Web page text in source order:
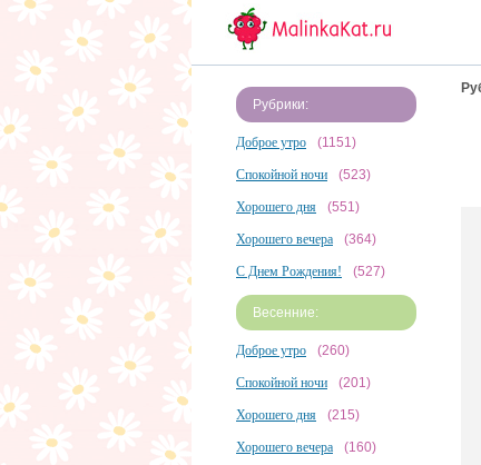
Рубрики:
Доброе утро (1151)
Спокойной ночи (523)
Хорошего дня (551)
Хорошего вечера (364)
С Днем Рождения! (527)
Весенние:
Доброе утро (260)
Спокойной ночи (201)
Хорошего дня (215)
Хорошего вечера (160)